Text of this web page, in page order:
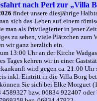
nach Perl zur „Villa
findet unsere diesjährige
sich das Leben auf einem
man als Privilegierter in jener
zu sehen, viele Plätzchen zum
wir ganz herzlich ein.
13:00 Uhr an der Kirche
Tages kehren wir in einer
wird gegen ca. 21:00 Uhr
inkl. Eintritt in die Villa Borg
Sie sich bei Elke Morguet
4589327 bzw. 06834 922407